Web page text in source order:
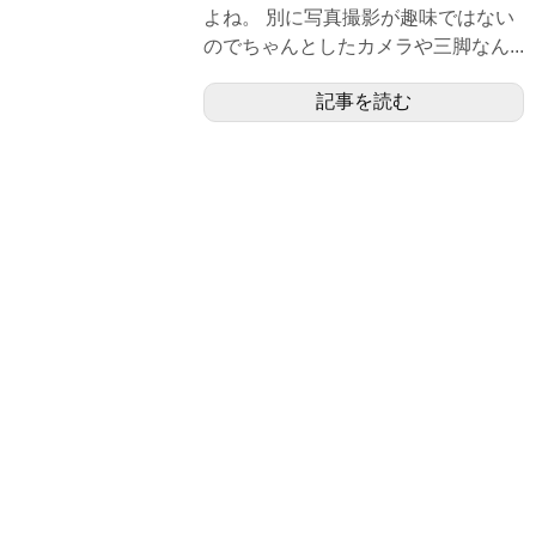
よね。 別に写真撮影が趣味ではない
のでちゃんとしたカメラや三脚なん...
記事を読む